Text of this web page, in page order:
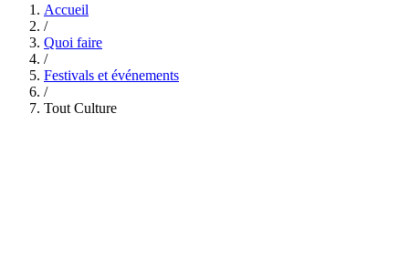
Accueil
/
Quoi faire
/
Festivals et événements
/
Tout Culture